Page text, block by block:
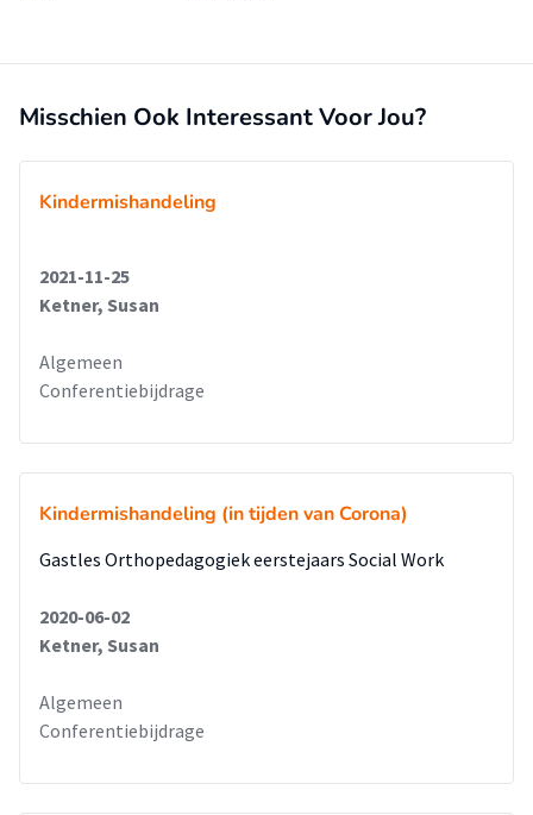
Misschien Ook Interessant Voor Jou?
Kindermishandeling
2021-11-25
Ketner, Susan
Algemeen
Conferentiebijdrage
Kindermishandeling (in tijden van Corona)
Gastles Orthopedagogiek eerstejaars Social Work
2020-06-02
Ketner, Susan
Algemeen
Conferentiebijdrage